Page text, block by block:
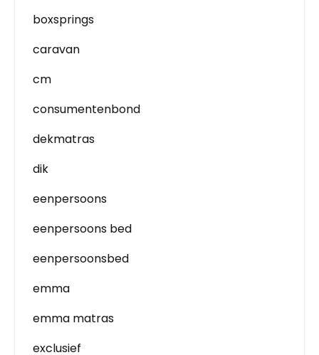
boxsprings
caravan
cm
consumentenbond
dekmatras
dik
eenpersoons
eenpersoons bed
eenpersoonsbed
emma
emma matras
exclusief